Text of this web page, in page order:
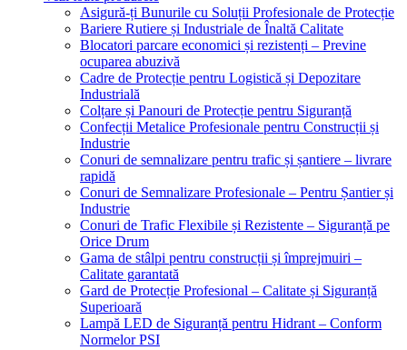
Asigură-ți Bunurile cu Soluții Profesionale de Protecție
Bariere Rutiere și Industriale de Înaltă Calitate
Blocatori parcare economici și rezistenți – Previne
ocuparea abuzivă
Cadre de Protecție pentru Logistică și Depozitare
Industrială
Colțare și Panouri de Protecție pentru Siguranță
Confecții Metalice Profesionale pentru Construcții și
Industrie
Conuri de semnalizare pentru trafic și șantiere – livrare
rapidă
Conuri de Semnalizare Profesionale – Pentru Șantier și
Industrie
Conuri de Trafic Flexibile și Rezistente – Siguranță pe
Orice Drum
Gama de stâlpi pentru construcții și împrejmuiri –
Calitate garantată
Gard de Protecție Profesional – Calitate și Siguranță
Superioară
Lampă LED de Siguranță pentru Hidrant – Conform
Normelor PSI